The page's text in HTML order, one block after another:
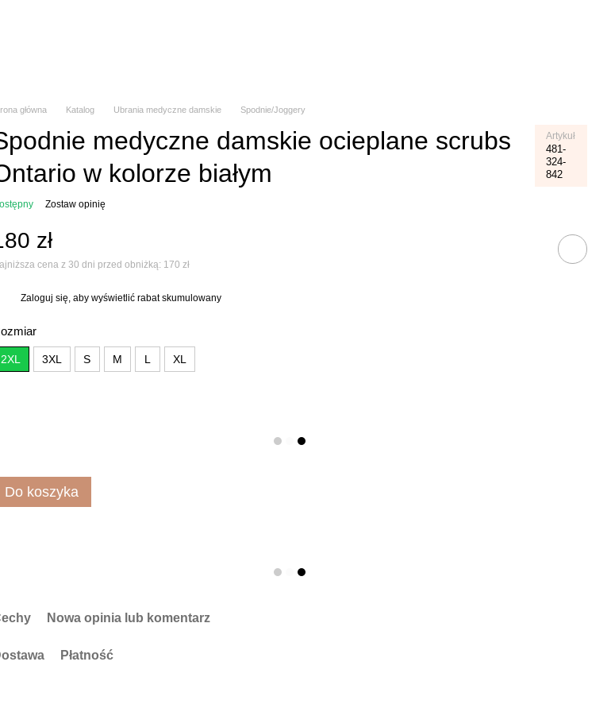
główna Katalog Ubrania medyczne damskie Spodnie/Joggery
medyczne damskie ocieplane scrubs
w kolorze białym
Artykuł
481-
324-
842
Zostaw opinię
zł
cena z 30 dni przed obniżką: 170 zł
Zaloguj się , aby wyświetlić rabat skumulowany
2XL 3XL S M L XL
Do koszyka
Nowa opinia lub komentarz
Płatność